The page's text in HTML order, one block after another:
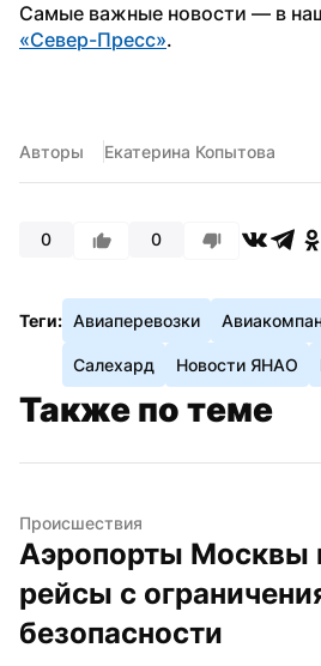
«Север-Пресс».
Авторы Екатерина Копытова
0 0
Теги: Авиаперевозки
Салехард Новости ЯНАО
Также по теме
Происшествия
Аэропорты Москвы
рейсы с
безопасности